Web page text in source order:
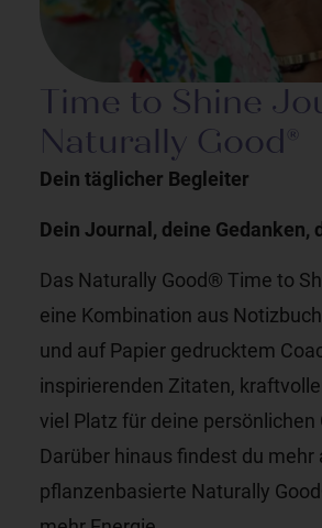
Time to Shine
Naturally Good®
Dein täglicher Begleiter
Dein Journal, deine Gedanken,
Das Naturally Good® Time to
eine Kombination aus
und auf Papier gedrucktem
inspirierenden Zitaten,
viel Platz für deine persönlichen
Darüber hinaus findest du mehr
pflanzenbasierte Naturally